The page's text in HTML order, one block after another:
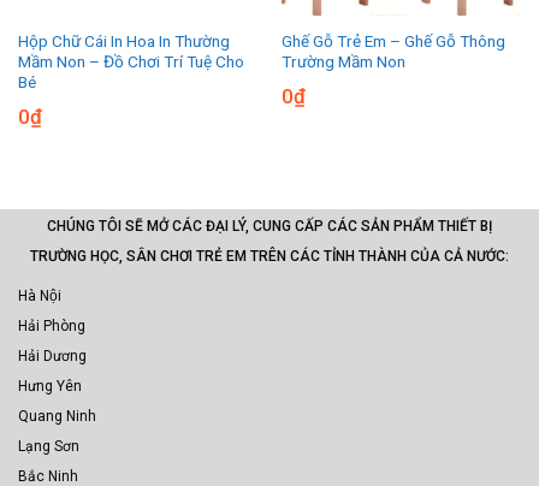
Hộp Chữ Cái In Hoa In Thường
Mầm Non – Đồ Chơi Trí Tuệ Cho
Bé
0₫
Ghế Gỗ Trẻ Em – Ghế Gỗ Thông
Trường Mầm Non
0₫
CHÚNG TÔI SẼ MỞ CÁC ĐẠI LÝ, CUNG CẤP CÁC SẢN PHẨM THIẾT BỊ
TRƯỜNG HỌC, SÂN CHƠI TRẺ EM TRÊN CÁC TỈNH THÀNH CỦA CẢ NƯỚC:
Hà Nội
Hải Phòng
Hải Dương
Hưng Yên
Quang Ninh
Lạng Sơn
Bắc Ninh